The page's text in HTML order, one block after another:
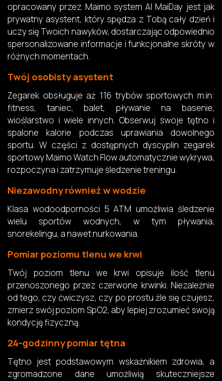
opracowany przez Maimo system Al MaiDay jest jak
prywatny asystent, który spędza z Tobą cały dzień i
uczy się Twoich nawyków, dostarczając odpowiednio
spersonalizowane informacje i funkcjonalne skróty w
różnych momentach.
Twój osobisty asystent
Zegarek obsługuje aż 116 trybów sportowych m.in:
fitness, taniec, balet, pływanie na basenie,
wioślarstwo i wiele innych. Obserwuj swoje tętno i
spalone kalorie podczas uprawiania dowolnego
sportu. W części z dostępnych dyscyplin zegarek
sportowy Maimo Watch Flow automatycznie wykrywa,
rozpoczyna i zatrzymuje śledzenie treningu.
Niezawodny również w wodzie
Klasa wodoodporności 5 ATM umożliwia śledzenie
wielu sportów wodnych, w tym pływania,
snorekelingu, a nawet nurkowania.
Pomiar poziomu tlenu we krwi
Twój poziom tlenu we krwi opisuje ilość tlenu
przenoszonego przez czerwone krwinki. Niezależnie
od tego, czy ćwiczysz, czy po prostu źle się czujesz,
zmierz swój poziom SpO2, aby lepiej zrozumieć swoją
kondycję fizyczną.
24-godzinny pomiar tętna
Tętno jest podstawowym wskaźnikiem zdrowia, a
zgromadzone dane umożliwią skuteczniejsze